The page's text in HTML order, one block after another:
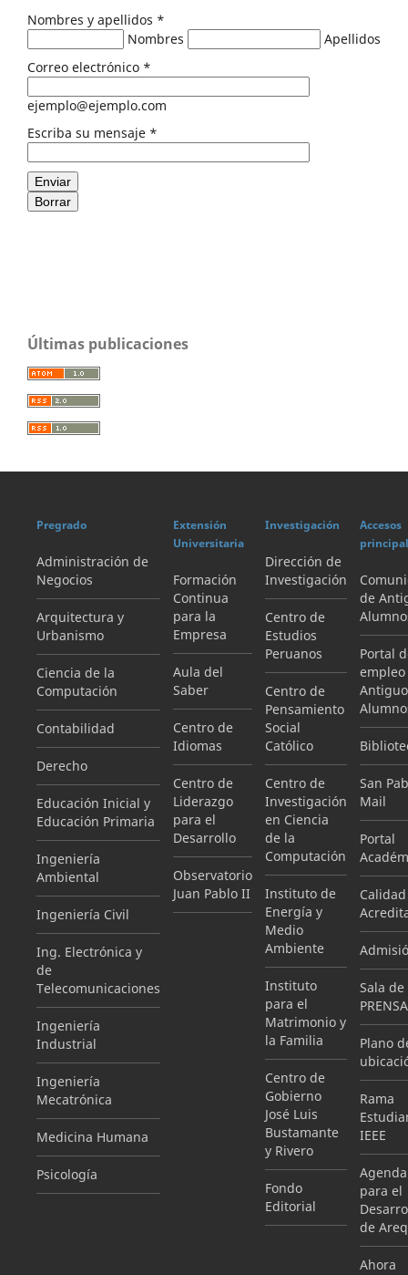
Nombres y apellidos *
Nombres
Apellidos
Correo electrónico *
ejemplo@ejemplo.com
Escriba su mensaje *
Enviar
Borrar
Últimas publicaciones
Pregrado
Administración de
Negocios
Arquitectura y
Urbanismo
Ciencia de la
Computación
Contabilidad
Derecho
Educación Inicial y
Educación Primaria
Ingeniería
Ambiental
Ingeniería Civil
Ing. Electrónica y
de
Telecomunicaciones
Ingeniería
Industrial
Ingeniería
Mecatrónica
Medicina Humana
Psicología
Extensión
Universitaria
Formación
Continua
para la
Empresa
Aula del
Saber
Centro de
Idiomas
Centro de
Liderazgo
para el
Desarrollo
Observatorio
Juan Pablo II
Investigación
Dirección de
Investigación
Centro de
Estudios
Peruanos
Centro de
Pensamiento
Social
Católico
Centro de
Investigación
en Ciencia
de la
Computación
Instituto de
Energía y
Medio
Ambiente
Instituto
para el
Matrimonio y
la Familia
Centro de
Gobierno
José Luis
Bustamante
y Rivero
Fondo
Editorial
Accesos
de
Portal
empleo
San
Mail
Portal
Sala de
PRENSA
Plano
Rama
IEEE
Agenda
para el
de
Ahora